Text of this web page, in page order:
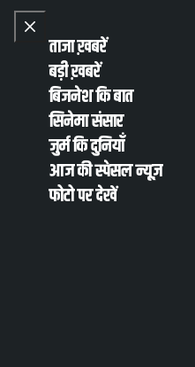
Skip to content
Close menu
ताजा ख़बरें
बड़ी ख़बरें
बिजनेश कि बात
सिनेमा संसार
जुर्म कि दुनियाँ
आज की स्पेसल न्यूज़
फोटो पर देखें
Open main menu
MENU
आरएसपी